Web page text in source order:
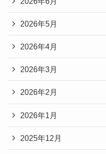
2026年5月
2026年4月
2026年3月
2026年2月
2026年1月
2025年12月